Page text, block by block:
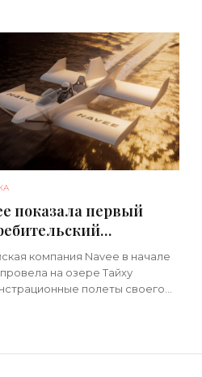
Среди
показала первый
WaveFly 5X -
компания Navee в начале
на озере Тайху
полеты своего
на